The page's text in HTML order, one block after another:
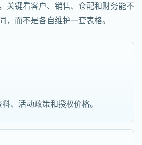
关键看客户、销售、仓配和财务能不
，而不是各自维护一套表格。
、活动政策和授权价格。